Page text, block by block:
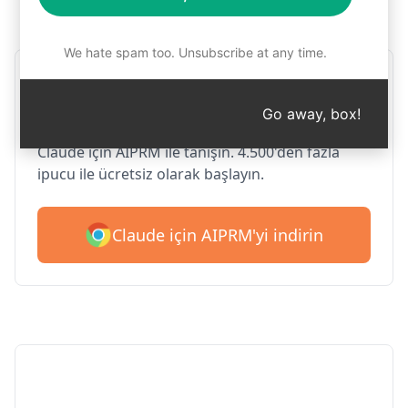
Google Chrome için AIPRM
Claude için AIPRM ile tanışın. 4.500'den fazla
ipucu ile ücretsiz olarak başlayın.
Claude için AIPRM'yi indirin
We hate spam too. Unsubscribe at any time.
Go away, box!